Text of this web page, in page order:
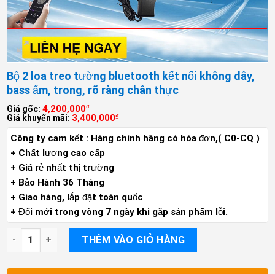
Bộ 2 loa treo tường bluetooth kết nối không dây,
bass ấm, trong, rõ ràng chân thực
Giá gốc: 4,200,000₫
Giá khuyến mãi: 3,400,000₫
Công ty cam kết : Hàng chính hãng có hóa đơn,( C0-CQ )
+ Chất lượng cao cấp
+ Giá rẻ nhất thị trường
+ Bảo Hành 36 Tháng
+ Giao hàng, lắp đặt toàn quốc
+ Đổi mới trong vòng 7 ngày khi gặp sản phẩm lỗi.
Bộ 2 loa treo tường bluetooth kết nối không dây, bass ấm,
THÊM VÀO GIỎ HÀNG